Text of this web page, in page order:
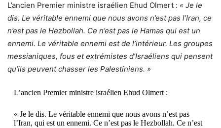
L’ancien Premier ministre israélien Ehud Olmert : « Je le
dis. Le véritable ennemi que nous avons n’est pas l’Iran, ce
n’est pas le Hezbollah. Ce n’est pas le Hamas qui est un
ennemi. Le véritable ennemi est de l’intérieur. Les groupes
messianiques, fous et extrémistes d’Israéliens qui pensent
qu’ils peuvent chasser les Palestiniens. »
L’ancien Premier ministre israélien Ehud Olmert :
« Je le dis. Le véritable ennemi que nous avons n’est pas
l’Iran, qui est un ennemi. Ce n’est pas le Hezbollah. Ce n’est